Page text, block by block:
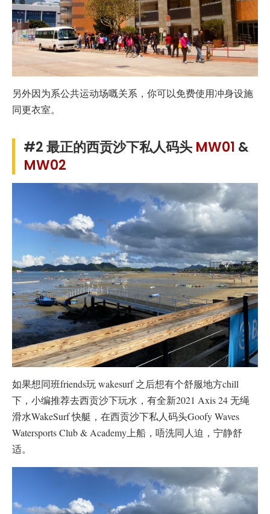
另外因为系公共运动场嘅关系，你可以免费使用冲身设施
同更衣室。
#2 最正的西贡沙下私人码头 MW01 &
MW02
如果想同班friends玩 wakesurf 之后想有个舒服地方chill
下，小编推荐去西贡沙下玩水，有全新2021 Axis 24 无绳
滑水WakeSurf 快艇，在西贡沙下私人码头Goofy Waves
Watersports Club & Academy上船，唔洗同人迫，宁静舒
适。